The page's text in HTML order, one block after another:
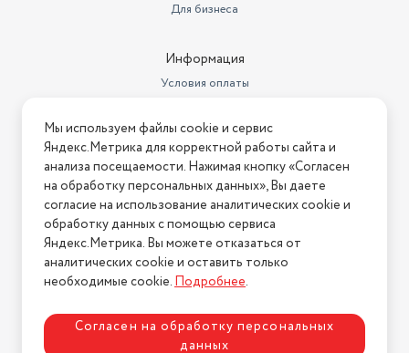
Для бизнеса
Информация
Условия оплаты
Условия возврата
Нашли ошибку на сайте? Напишите нам
2026 © Интернет-магазин "АстМаркет". У нас есть всё!
Политика конфиденциальности
Мы используем файлы cookie и сервис
Яндекс.Метрика для корректной работы сайта и
анализа посещаемости. Нажимая кнопку «Согласен
на обработку персональных данных», Вы даете
согласие на использование аналитических cookie и
обработку данных с помощью сервиса
Яндекс.Метрика. Вы можете отказаться от
аналитических cookie и оставить только
необходимые cookie.Подробнее.
Согласен на обработку персональных
данных